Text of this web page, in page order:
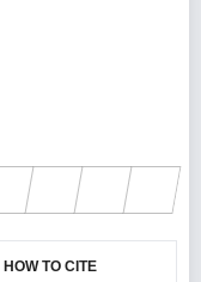
HOW TO CITE